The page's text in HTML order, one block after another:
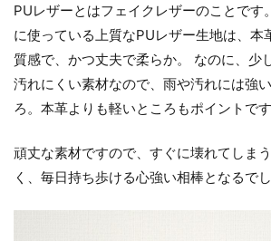
PUレザーとはフェイクレザーのことです
に使っている上質なPUレザー生地は、本
質感で、かつ丈夫で柔らか。 なのに、少
汚れにくい素材なので、雨や汚れには強
ろ。本革よりも軽いところもポイントです
頑丈な素材ですので、すぐに壊れてしま
く、毎日持ち歩ける心強い相棒となるでし